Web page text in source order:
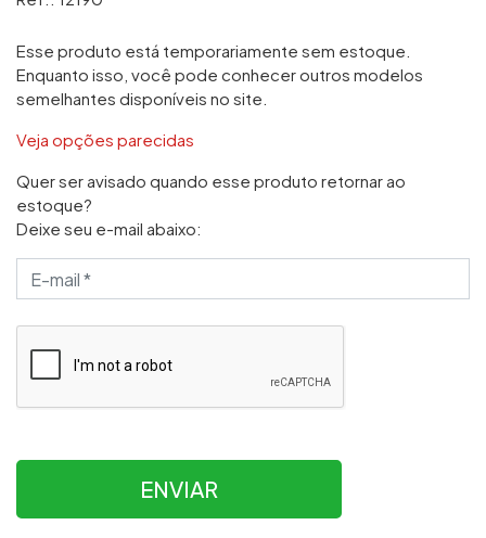
Esse produto está temporariamente sem estoque.
Enquanto isso, você pode conhecer outros modelos
semelhantes disponíveis no site.
Veja opções parecidas
Quer ser avisado quando esse produto retornar ao
estoque?
Deixe seu e-mail abaixo:
ENVIAR